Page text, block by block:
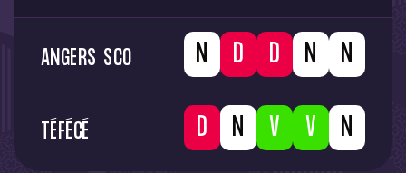
ANGERS SCO D L L D D
TÉFÉCÉ L D W W D